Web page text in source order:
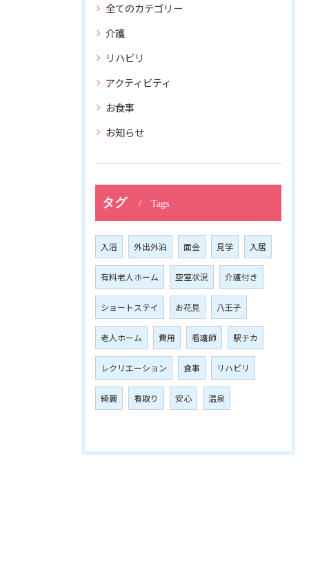
全てのカテゴリー
介護
リハビリ
アクティビティ
お食事
お知らせ
タグ Tags
入浴 外出外泊 面会 見学 入居
有料老人ホーム 空室状況 介護付き
ショートステイ お花見 八王子
老人ホーム 費用 看護師 駅チカ
レクリエーション 食事 リハビリ
綺麗 看取り 安心 温泉